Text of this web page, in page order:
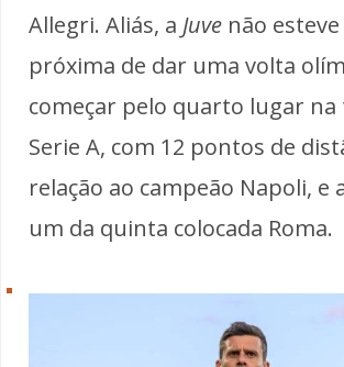
Allegri. Aliás, a Juve não
próxima de dar uma volta
começar pelo quarto lugar na
Serie A, com 12 pontos de
relação ao campeão Napoli, e
um da quinta colocada Roma.